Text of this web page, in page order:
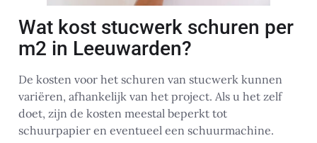
Wat kost stucwerk schuren per
m2 in Leeuwarden?
De kosten voor het schuren van stucwerk kunnen
variëren, afhankelijk van het project. Als u het zelf
doet, zijn de kosten meestal beperkt tot
schuurpapier en eventueel een schuurmachine.